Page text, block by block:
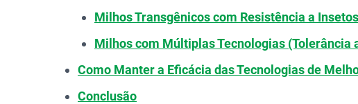
Milhos Transgênicos com Resistência a
Milhos com Múltiplas Tecnologias (Tolerância
Como Manter a Eficácia das Tecnologias de
Conclusão